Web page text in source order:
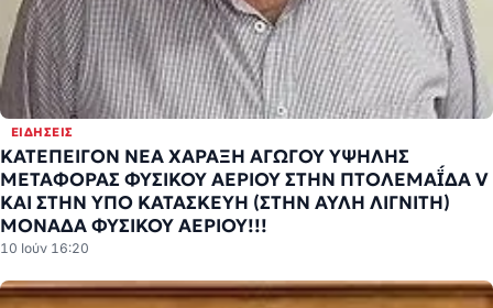
ΕΙΔΉΣΕΙΣ
ΚΑΤΕΠΕΙΓΟΝ ΝΕΑ ΧΑΡΑΞΗ ΑΓΩΓΟΥ ΥΨΗΛΗΣ
ΜΕΤΑΦΟΡΑΣ ΦΥΣΙΚΟΥ ΑΕΡΙΟΥ ΣΤΗΝ ΠΤΟΛΕΜΑΪ́ΔΑ V
ΚΑΙ ΣΤΗΝ ΥΠΌ ΚΑΤΑΣΚΕΥΉ (ΣΤΗΝ ΑΥΛΗ ΛΙΓΝΙΤΗ)
ΜΟΝΑΔΑ ΦΥΣΙΚΟΥ ΑΕΡΙΟΥ!!!
10 Ιούν 16:20